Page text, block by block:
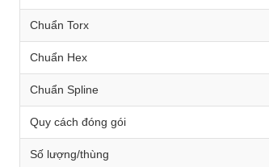
Chuẩn Torx
Chuẩn Hex
Chuẩn Spline
Quy cách đóng gói
Số lượng/thùng